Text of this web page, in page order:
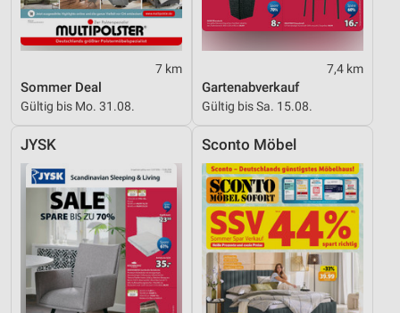
7 km
Sommer Deal
Gültig bis Mo. 31.08.
7,4 km
Gartenabverkauf
Gültig bis Sa. 15.08.
JYSK Sconto Möbel
Geräte anhand von aktiv angeforderten
Informationen identifizieren
Nicht-IAB-Verarbeitungszwecke:
Notwendig
Performance
Funktional
Werbung